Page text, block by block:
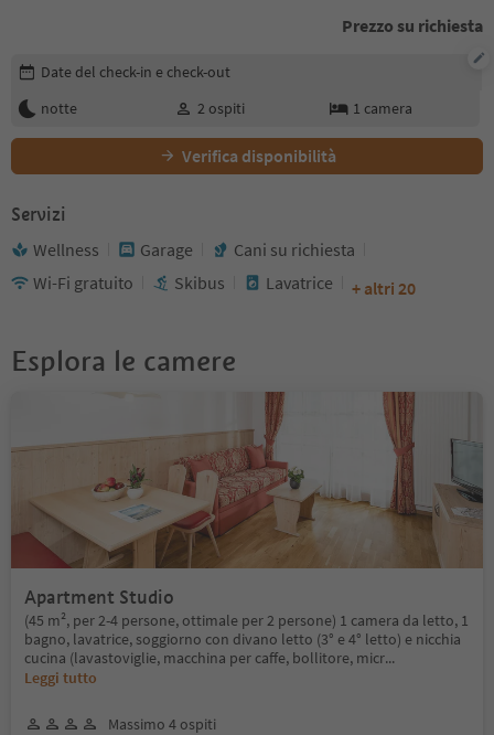
Prezzo su richiesta
Modifica i dettagli della prenotazione
Date del check-in e check-out
notte
2 ospiti 1 camera
Verifica disponibilità
Servizi
Wellness Garage
Cani su richiesta
Wi-Fi gratuito
Skibus Lavatrice + altri 20
Esplora le camere
Apartment Studio
(45 m², per 2-4 persone, ottimale per 2 persone) 1 camera da letto, 1
bagno, lavatrice, soggiorno con divano letto (3° e 4° letto) e nicchia
cucina (lavastoviglie, macchina per caffe, bollitore, micr...
Leggi tutto
Massimo 4 ospiti